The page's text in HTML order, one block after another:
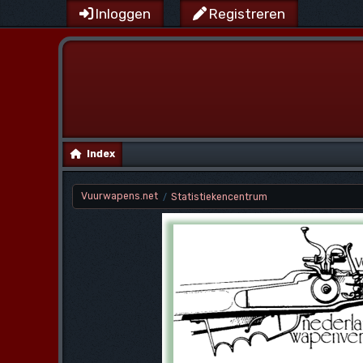
Inloggen Registreren
Index
Vuurwapens.net / Statistiekencentrum